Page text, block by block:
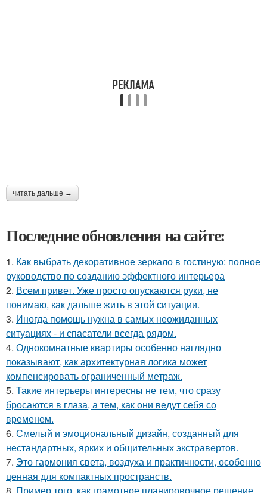
читать дальше →
Последние обновления на сайте:
1. Как выбрать декоративное зеркало в гостиную: полное
руководство по созданию эффектного интерьера
2. Всем привет. Уже просто опускаются руки, не
понимаю, как дальше жить в этой ситуации.
3. Иногда помощь нужна в самых неожиданных
ситуациях - и спасатели всегда рядом.
4. Однокомнатные квартиры особенно наглядно
показывают, как архитектурная логика может
компенсировать ограниченный метраж.
5. Такие интерьеры интересны не тем, что сразу
бросаются в глаза, а тем, как они ведут себя со
временем.
6. Смелый и эмоциональный дизайн, созданный для
нестандартных, ярких и общительных экстравертов.
7. Это гармония света, воздуха и практичности, особенно
ценная для компактных пространств.